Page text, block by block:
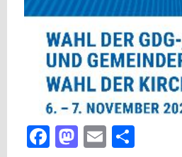
Facebook
Mastodon
Email